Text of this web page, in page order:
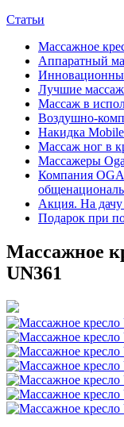
Статьи
Массажное
Аппаратный
Лучшие
Массаж в
Воздушно-
Накидка
Массаж ног в
Массажеры
Компания
Акция. На
Подарок при
Массажное
UN361